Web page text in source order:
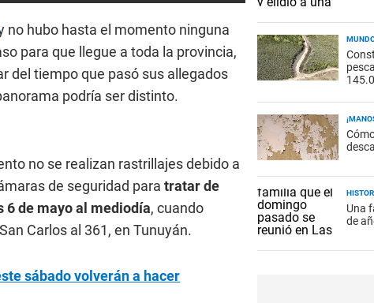
no hubo hasta el momento ninguna
para que llegue a toda la provincia,
del tiempo que pasó sus allegados
podría ser distinto.
no se realizan rastrillajes debido a
de seguridad para tratar de
6 de mayo al mediodía, cuando
Carlos al 361, en Tunuyán.
sábado volverán a hacer
Una
de